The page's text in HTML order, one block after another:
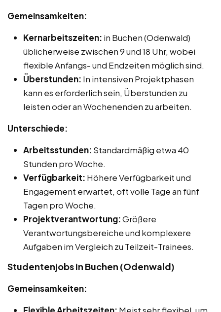
Gemeinsamkeiten:
Kernarbeitszeiten: in Buchen (Odenwald)
üblicherweise zwischen 9 und 18 Uhr, wobei
flexible Anfangs- und Endzeiten möglich sind.
Überstunden: In intensiven Projektphasen
kann es erforderlich sein, Überstunden zu
leisten oder an Wochenenden zu arbeiten.
Unterschiede:
Arbeitsstunden: Standardmäßig etwa 40
Stunden pro Woche.
Verfügbarkeit: Höhere Verfügbarkeit und
Engagement erwartet, oft volle Tage an fünf
Tagen pro Woche.
Projektverantwortung:Größere
Verantwortungsbereiche und komplexere
Aufgaben im Vergleich zu Teilzeit-Trainees.
Studentenjobs in Buchen (Odenwald)
Gemeinsamkeiten: